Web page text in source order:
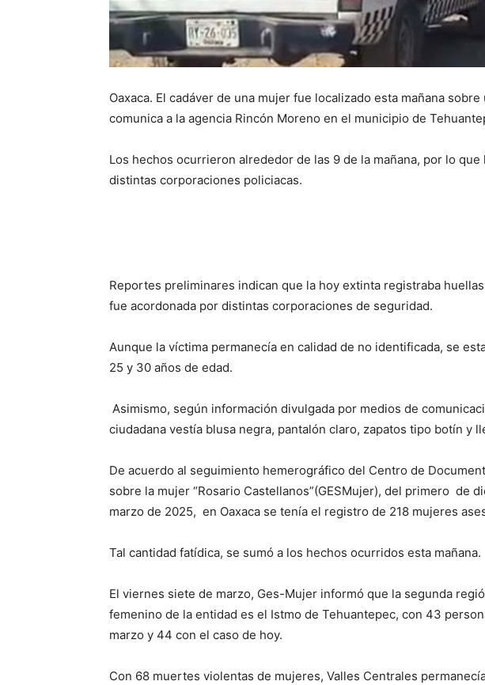
Oaxaca. El cadáver de una mujer fue localizado esta mañana
comunica a la agencia Rincón Moreno en el municipio de
Los hechos ocurrieron alrededor de las 9 de la mañana, por lo
distintas corporaciones policiacas.
Reportes preliminares indican que la hoy extinta registraba
fue acordonada por distintas corporaciones de seguridad.
Aunque la víctima permanecía en calidad de no identificada, se
25 y 30 años de edad.
Asimismo, según información divulgada por medios de
ciudadana vestía blusa negra, pantalón claro, zapatos tipo botín y
De acuerdo al seguimiento hemerográfico del Centro de
sobre la mujer “Rosario Castellanos”(GESMujer), del primero de
marzo de 2025, en Oaxaca se tenía el registro de 218 mujeres
Tal cantidad fatídica, se sumó a los hechos ocurridos esta mañana.
El viernes siete de marzo, Ges-Mujer informó que la segunda
femenino de la entidad es el Istmo de Tehuantepec, con 43
marzo y 44 con el caso de hoy.
Con 68 muertes violentas de mujeres, Valles Centrales